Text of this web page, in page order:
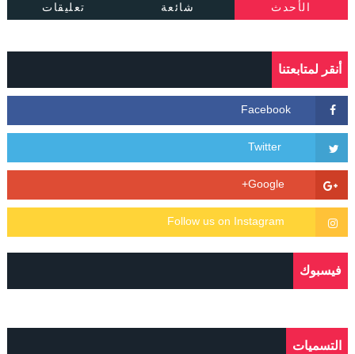
الأحدث شائعة تعليقات
أنقر لمتابعتنا
فيسبوك
التسميات